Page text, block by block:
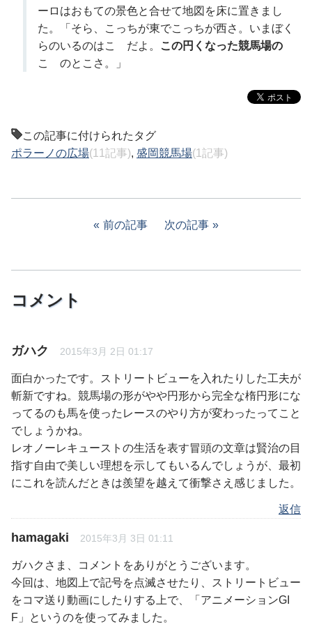
ーロはおもての景色と合せて地図を床に置きまし
た。「そら、こっちが東でこっちが西さ。いまぼく
らのいるのはこゝだよ。
この円くなった競馬場の
こゝのとこさ。」
この記事に付けられたタグ
ポラーノの広場(11記事), 盛岡競馬場(1記事)
前の記事 次の記事
コメント
ガハク 2015年3月 2日 01:17
面白かったです。ストリートビューを入れたりした工夫が
斬新ですね。競馬場の形がやや円形から完全な楕円形にな
ってるのも馬を使ったレースのやり方が変わったってこと
でしょうかね。
レオノーレキューストの生活を表す冒頭の文章は賢治の目
指す自由で美しい理想を示してもいるんでしょうが、最初
にこれを読んだときは羨望を越えて衝撃さえ感じました。
返信
hamagaki 2015年3月 3日 01:11
ガハクさま、コメントをありがとうございます。
今回は、地図上で記号を点滅させたり、ストリートビュー
をコマ送り動画にしたりする上で、「アニメーションGI
F」というのを使ってみました。